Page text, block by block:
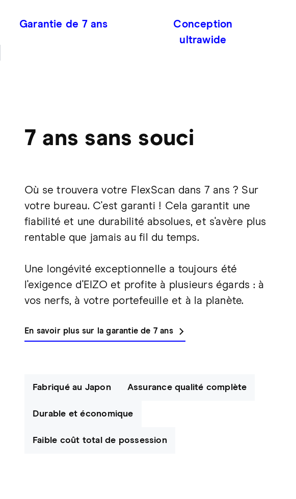
Garantie de 7 ans
Conception
ultrawide
7 ans sans souci
Où se trouvera votre FlexScan dans 7 ans ? Sur
votre bureau. C'est garanti ! Cela garantit une
fiabilité et une durabilité absolues, et s'avère plus
rentable que jamais au fil du temps.
Une longévité exceptionnelle a toujours été
l'exigence d'EIZO et profite à plusieurs égards : à
vos nerfs, à votre portefeuille et à la planète.
En savoir plus sur la garantie de 7 ans
Fabriqué au Japon Assurance qualité complète
Durable et économique
Faible coût total de possession